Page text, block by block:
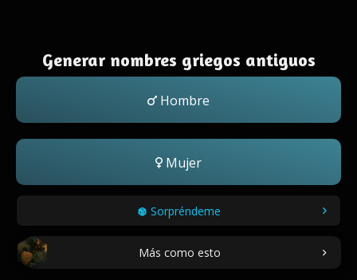
Generar nombres griegos antiguos
Hombre
Mujer
Sorpréndeme
Más como esto